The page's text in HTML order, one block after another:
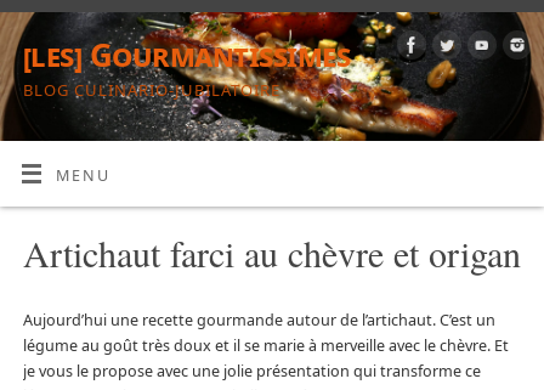
[les] Gourmantissimes
BLOG CULINARIO-JUBILATOIRE
MENU
Artichaut farci au chèvre et origan
Aujourd’hui une recette gourmande autour de l’artichaut. C’est un
légume au goût très doux et il se marie à merveille avec le chèvre. Et
je vous le propose avec une jolie présentation qui transforme ce